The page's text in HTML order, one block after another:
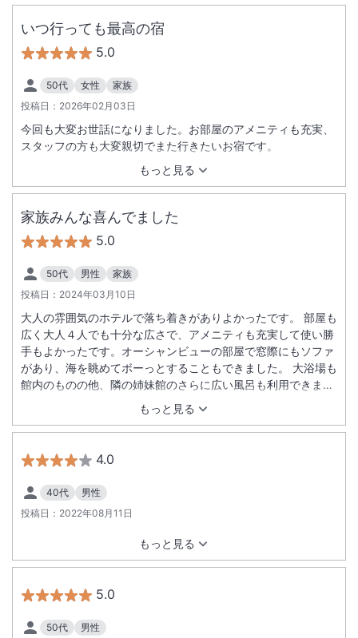
いつ行っても最高の宿
5.0
50代 女性
家族
投稿日： 2026年02月03日
もっと見る
今回も大変お世話になりました。お部屋のアメニティも充実、
スタッフの方も大変親切でまた行きたいお宿です。
家族みんな喜んでました
5.0
50代 男性
家族
投稿日： 2024年03月10日
もっと見る
大人の雰囲気のホテルで落ち着きがありよかったです。 部屋も
広く大人４人でも十分な広さで、アメニティも充実して使い勝
手もよかったです。オーシャンビューの部屋で窓際にもソファ
があり、海を眺めてボーっとすることもできました。 大浴場も
館内のものの他、隣の姉妹館のさらに広い風呂も利用できまし
た。そのホテルでの買い物なども部屋付で精算できるので便利
でした。 到着が遅れた時のチェックインや、荷物運搬、車の準
備などフロントまわりの方々も親切にしていただき助かりまし
た。 程よいコンパクトさがよかったです。
4.0
40代
男性
投稿日： 2022年08月11日
もっと見る
5.0
50代 男性